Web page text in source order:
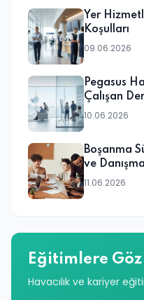
Yer
Koşulları
09.06.2026
Pegasus
Çalışan
10.06.2026
Boşanma
ve
11.06.2026
Eğitimlere Göz
Havacılık ve kariyer